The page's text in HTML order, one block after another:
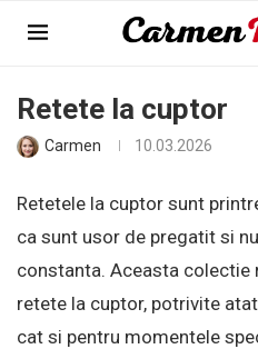
Retete la cuptor
Carmen 10.03.2026
Retetele la cuptor sunt
ca sunt usor de pregatit si
constanta. Aceasta colectie
retete la cuptor, potrivite
cat si pentru momentele